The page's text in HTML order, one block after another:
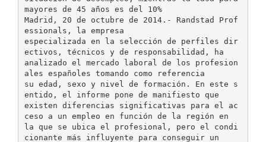
mayores de 45 años es del 10%
Madrid, 20 de octubre de 2014.- Randstad Prof
essionals, la empresa
especializada en la selección de perfiles dir
ectivos, técnicos y de responsabilidad, ha
analizado el mercado laboral de los profesion
ales españoles tomando como referencia
su edad, sexo y nivel de formación. En este s
entido, el informe pone de manifiesto que
existen diferencias significativas para el ac
ceso a un empleo en función de la región en
la que se ubica el profesional, pero el condi
cionante más influyente para conseguir un